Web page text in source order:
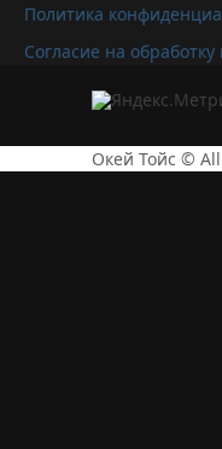
Политика
Согласие на
Окей Тойс ©